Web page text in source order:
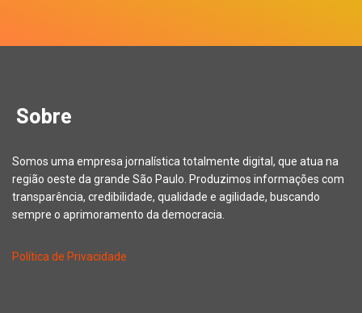
Sobre
Somos uma empresa jornalística totalmente digital, que atua na
região oeste da grande São Paulo. Produzimos informações com
transparência, credibilidade, qualidade e agilidade, buscando
sempre o aprimoramento da democracia.
Política de Privacidade